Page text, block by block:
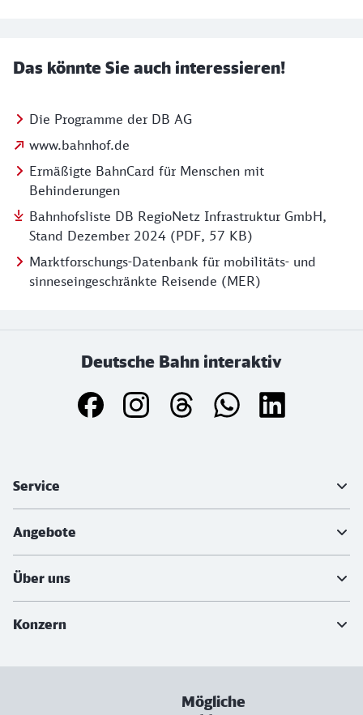
Das könnte Sie auch interessieren!
Die Programme der DB AG
www.bahnhof.de
Ermäßigte BahnCard für Menschen mit
Behinderungen
Bahnhofsliste DB RegioNetz Infrastruktur GmbH,
Stand Dezember 2024 (PDF, 57 KB)
Marktforschungs-Datenbank für mobilitäts- und
sinneseingeschränkte Reisende (MER)
Deutsche Bahn interaktiv
Service
Angebote
Über uns
Konzern
Mögliche